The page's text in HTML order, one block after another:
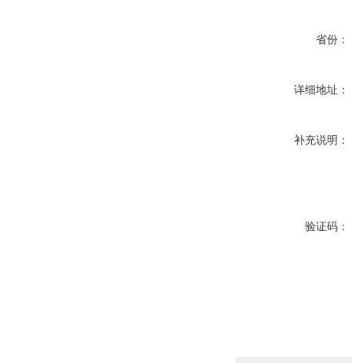
省份：
详细地址：
补充说明：
验证码：